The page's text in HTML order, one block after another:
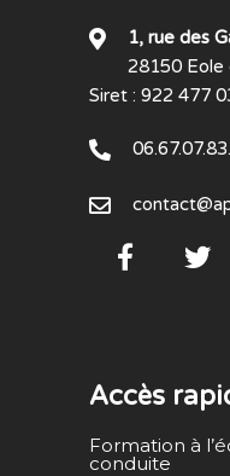
1, rue des
28150 Eole
Siret : 922 477
Accès
Formation à
conduite